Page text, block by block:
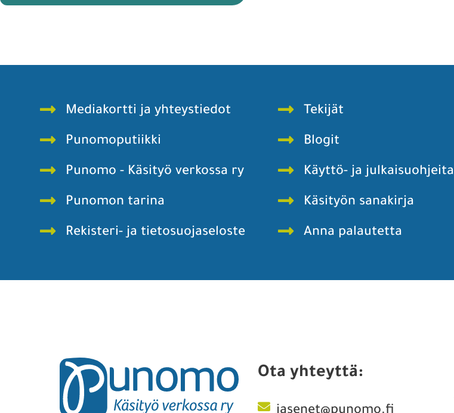
Mediakortti ja yhteystiedot
Punomoputiikki
Punomo - Käsityö verkossa ry
Punomon tarina
Rekisteri- ja tietosuojaseloste
Tekijät
Blogit
Käyttö- ja julkaisuohjeita
Käsityön sanakirja
Anna palautetta
Ota yhteyttä: